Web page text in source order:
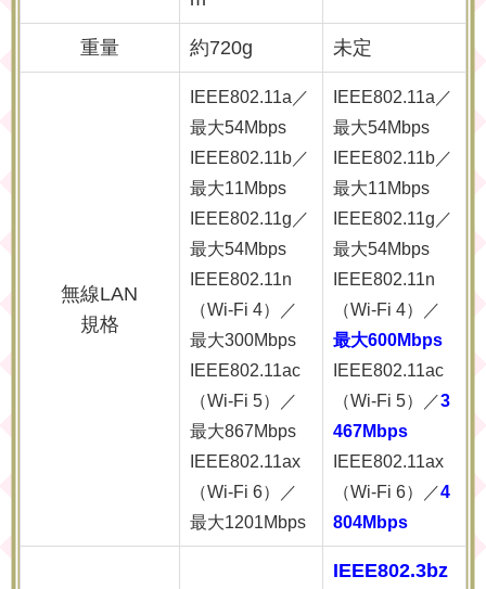
重量 約720g 未定
無線LAN
規格
IEEE802.11a／
最大54Mbps
IEEE802.11b／
最大11Mbps
IEEE802.11g／
最大54Mbps
IEEE802.11n
（Wi-Fi 4）／
最大300Mbps
IEEE802.11ac
（Wi-Fi 5）／
最大867Mbps
IEEE802.11ax
（Wi-Fi 6）／
最大1201Mbps
IEEE802.11a／
最大54Mbps
IEEE802.11b／
最大11Mbps
IEEE802.11g／
最大54Mbps
IEEE802.11n
（Wi-Fi 4）／
最大600Mbps
IEEE802.11ac
（Wi-Fi 5）／3
467Mbps
IEEE802.11ax
（Wi-Fi 6）／4
804Mbps
IEEE802.3bz